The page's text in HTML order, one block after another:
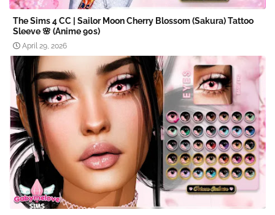
The Sims 4 CC | Sailor Moon Cherry Blossom (Sakura) Tattoo
Sleeve 🌸 (Anime 90s)
April 29, 2026